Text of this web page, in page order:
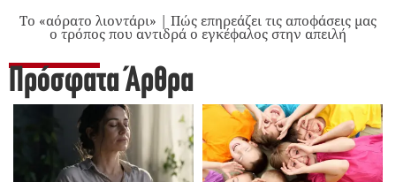
Το «αόρατο λιοντάρι» | Πώς επηρεάζει τις αποφάσεις μας
ο τρόπος που αντιδρά ο εγκέφαλος στην απειλή
Πρόσφατα Άρθρα